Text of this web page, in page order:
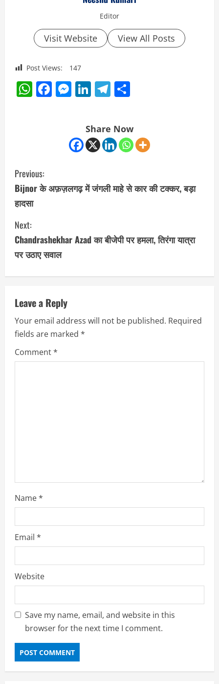
Editor
Visit Website View All Posts
Post Views: 147
WhatsApp
Facebook
Messenger
LinkedIn
Telegram
Share Now
C
o
n
t
i
n
e
R
e
Previous:
Bijnor के अफ़ज़लगढ़ में जंगली माहे से कार की टक्कर, बड़ा
हादसा
Next:
Chandrashekhar Azad का बीजेपी पर हमला, तिरंगा यात्रा
पर उठाए सवाल
Leave a Reply
Your email address will not be published. Required
fields are marked *
Comment*
Name*
Email *
Website
Save my name, email, and website in this
browser for the next time I comment.